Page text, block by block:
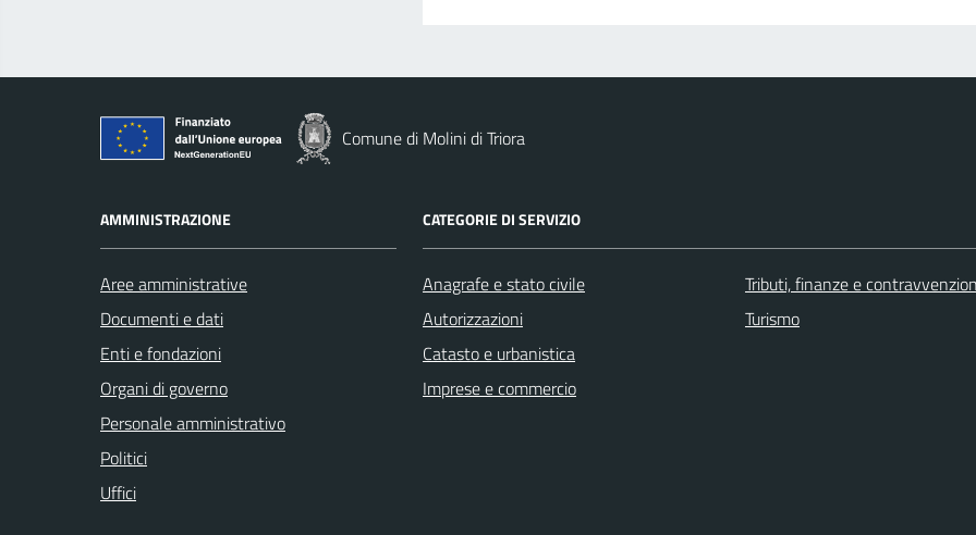
Comune di Molini di Triora
AMMINISTRAZIONE
Aree amministrative
Documenti e dati
Enti e fondazioni
Organi di governo
Personale amministrativo
Politici
Uffici
CATEGORIE DI SERVIZIO
Anagrafe e stato civile
Autorizzazioni
Catasto e urbanistica
Imprese e commercio
Tributi, finanze e
Turismo